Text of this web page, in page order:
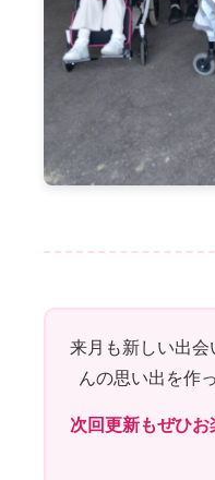
来月も新しい出
んの思い出を作
次回更新もぜひ